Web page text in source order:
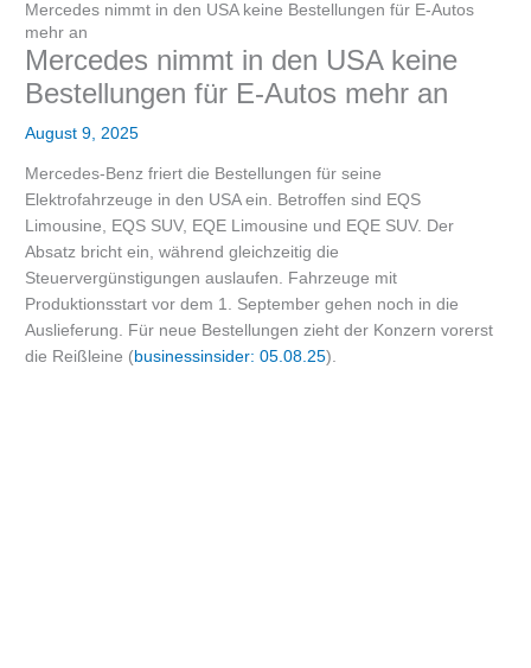
Mercedes nimmt in den USA keine Bestellungen für E-Autos
mehr an
Mercedes nimmt in den USA keine
Bestellungen für E-Autos mehr an
August 9, 2025
Mercedes-Benz friert die Bestellungen für seine
Elektrofahrzeuge in den USA ein. Betroffen sind EQS
Limousine, EQS SUV, EQE Limousine und EQE SUV. Der
Absatz bricht ein, während gleichzeitig die
Steuervergünstigungen auslaufen. Fahrzeuge mit
Produktionsstart vor dem 1. September gehen noch in die
Auslieferung. Für neue Bestellungen zieht der Konzern vorerst
die Reißleine (businessinsider: 05.08.25).